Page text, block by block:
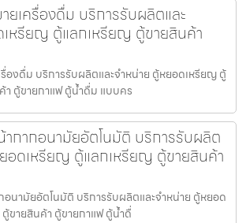
ยเครื่องดื่ม บริการรับผลิตและ
หรียญ ตู้แลกเหรียญ ตู้ขายสินค้า
รื่องดื่ม บริการรับผลิตและจำหน่าย ตู้หยอดเหรียญ ตู้
ตู้ขายกาแฟ ตู้น้ำดื่ม แบบคร
กากอนามัย​อัตโนมัติ บริการรับผลิต
อดเหรียญ ตู้แลกเหรียญ ตู้ขายสินค้า
นามัย​อัตโนมัติ บริการรับผลิตและจำหน่าย ตู้หยอด
ขายสินค้า ตู้ขายกาแฟ ตู้น้ำดื่